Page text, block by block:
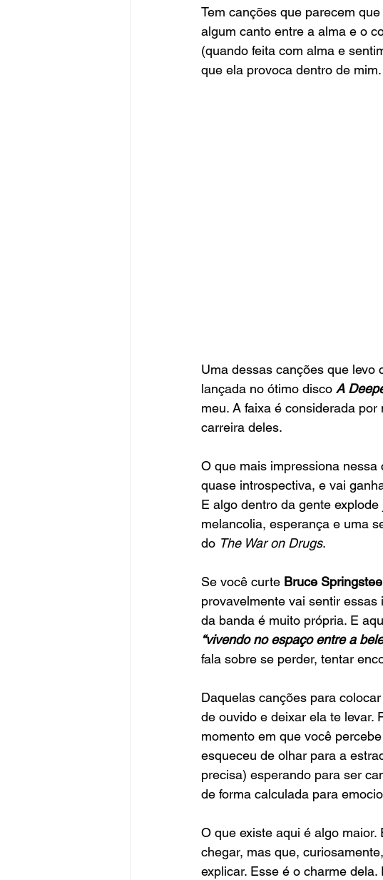
Tem canções que parecem
algum canto entre a alma e o
(quando feita com alma e
que ela provoca dentro de mim.
Uma dessas canções que levo
lançada no ótimo disco A
meu. A faixa é considerada
carreira deles.
O que mais impressiona
quase introspectiva, e vai
E algo dentro da gente
melancolia, esperança e uma
do The War on Drugs.
Se você curte Bruce
provavelmente vai sentir
da banda é muito própria. E
“vivendo no espaço entre a
fala sobre se perder, tentar
Daquelas canções para
de ouvido e deixar ela te levar.
momento em que você
esqueceu de olhar para a
precisa) esperando para ser
de forma calculada para
O que existe aqui é algo
chegar, mas que,
explicar. Esse é o charme